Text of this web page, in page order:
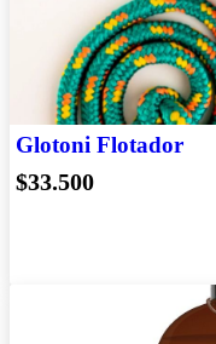
Glotoni Flotador
$33.500